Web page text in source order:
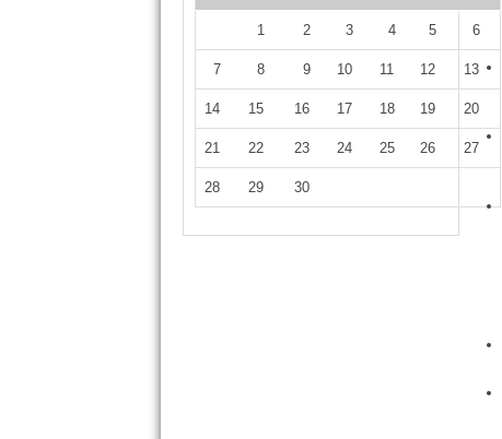
1 2 3 4 5 6
7 8 9 10 11 12 13
14 15 16 17 18 19 20
21 22 23 24 25 26 27
28 29 30